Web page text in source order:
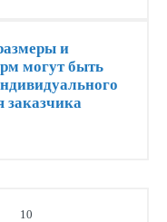
и
могут быть
заказчика
10